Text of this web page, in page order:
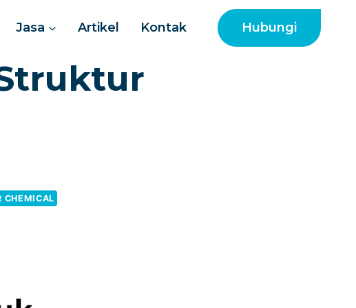
Jasa Artikel Kontak Hubungi
CHEMICAL